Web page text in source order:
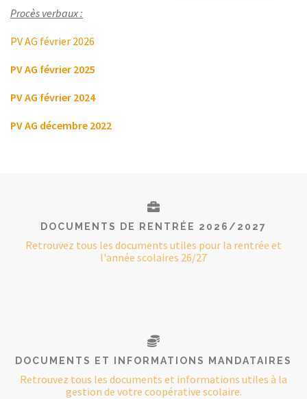
Procès verbaux :
PV AG février 2026
PV AG février 2025
PV AG février 2024
PV AG décembre 2022
DOCUMENTS DE RENTRÉE 2026/2027
Retrouvez tous les documents utiles pour la rentrée et
l'année scolaires 26/27
DOCUMENTS ET INFORMATIONS MANDATAIRES
Retrouvez tous les documents et informations utiles à la
gestion de votre coopérative scolaire.